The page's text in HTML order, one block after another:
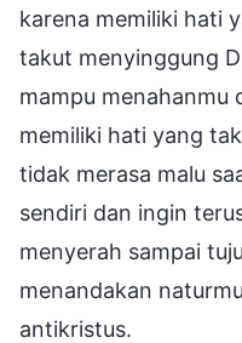
karena memiliki hati
takut menyinggung
mampu menahanmu
memiliki hati yang
tidak merasa malu
sendiri dan ingin
menyerah sampai
menandakan
antikristus.